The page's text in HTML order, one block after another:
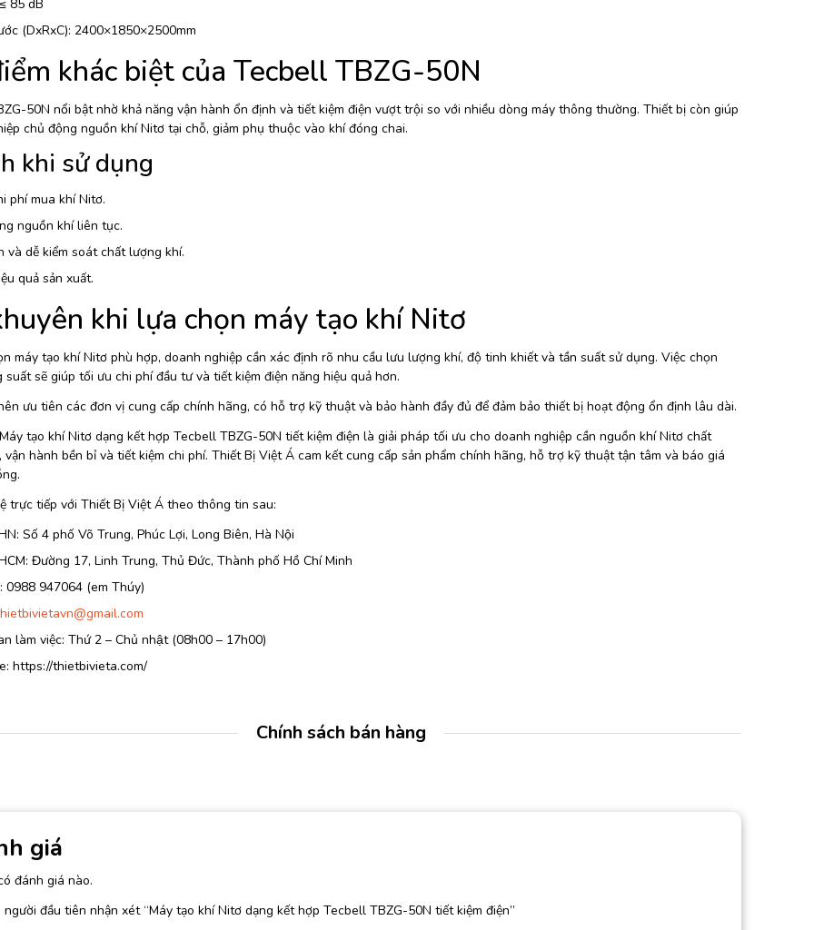
85 dB
(DxRxC): 2400×1850×2500mm
khác biệt của Tecbell TBZG-50N
50N nổi bật nhờ khả năng vận hành ổn định và tiết kiệm điện vượt trội so với nhiều dòng máy thông thường. Thiết bị còn giúp
chủ động nguồn khí Nitơ tại chỗ, giảm phụ thuộc vào khí đóng chai.
khi sử dụng
phí mua khí Nitơ.
nguồn khí liên tục.
và dễ kiểm soát chất lượng khí.
quả sản xuất.
khi lựa chọn máy tạo khí Nitơ
máy tạo khí Nitơ phù hợp, doanh nghiệp cần xác định rõ nhu cầu lưu lượng khí, độ tinh khiết và tần suất sử dụng. Việc chọn
suất sẽ giúp tối ưu chi phí đầu tư và tiết kiệm điện năng hiệu quả hơn.
ưu tiên các đơn vị cung cấp chính hãng, có hỗ trợ kỹ thuật và bảo hành đầy đủ để đảm bảo thiết bị hoạt động ổn định lâu dài.
tạo khí Nitơ dạng kết hợp Tecbell TBZG-50N tiết kiệm điện là giải pháp tối ưu cho doanh nghiệp cần nguồn khí Nitơ chất
vận hành bền bỉ và tiết kiệm chi phí. Thiết Bị Việt Á cam kết cung cấp sản phẩm chính hãng, hỗ trợ kỹ thuật tận tâm và báo giá
trực tiếp với Thiết Bị Việt Á theo thông tin sau:
Số 4 phố Võ Trung, Phúc Lợi, Long Biên, Hà Nội
Đường 17, Linh Trung, Thủ Đức, Thành phố Hồ Chí Minh
0988 947064 (em Thúy)
làm việc: Thứ 2 – Chủ nhật (08h00 – 17h00)
https://thietbivieta.com/
Chính sách bán hàng
giá
đánh giá nào.
đầu tiên nhận xét “Máy tạo khí Nitơ dạng kết hợp Tecbell TBZG-50N tiết kiệm điện”